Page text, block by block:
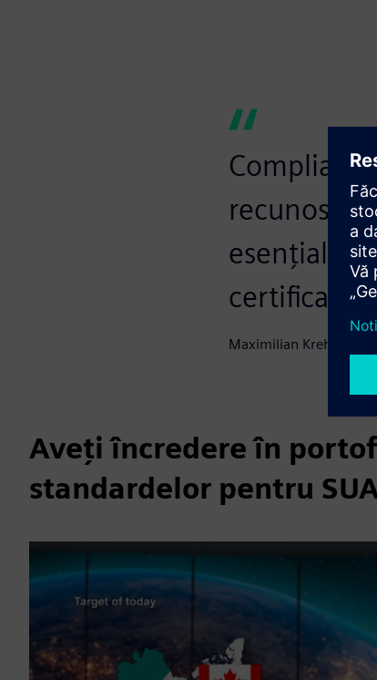
esențială.
certificate
Maximilian Krehan,
Aveți încredere în
standardelor pentru